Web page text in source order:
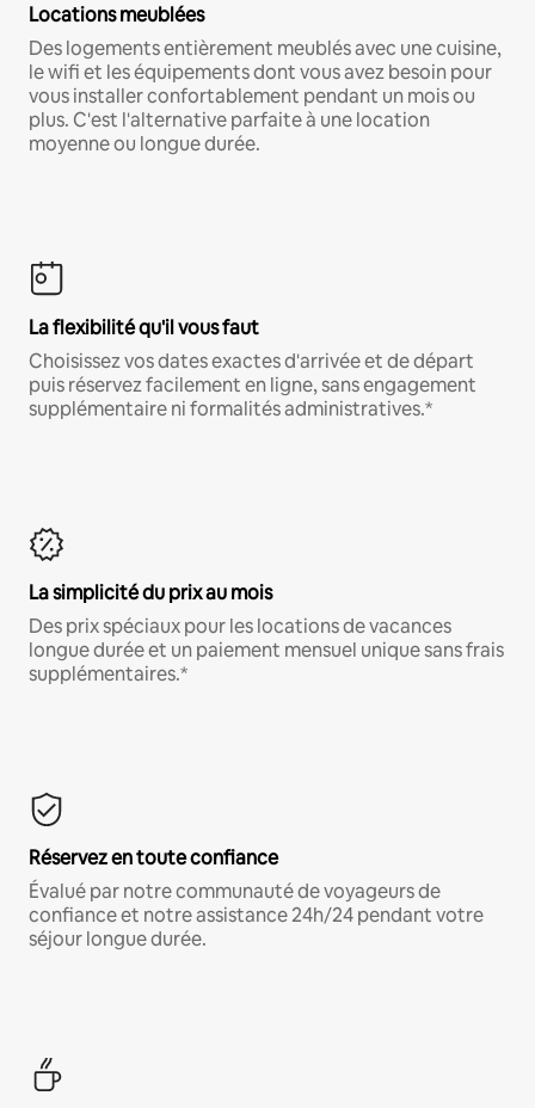
Locations meublées
Des logements entièrement meublés avec une cuisine,
le wifi et les équipements dont vous avez besoin pour
vous installer confortablement pendant un mois ou
plus. C'est l'alternative parfaite à une location
moyenne ou longue durée.
La flexibilité qu'il vous faut
Choisissez vos dates exactes d'arrivée et de départ
puis réservez facilement en ligne, sans engagement
supplémentaire ni formalités administratives.*
La simplicité du prix au mois
Des prix spéciaux pour les locations de vacances
longue durée et un paiement mensuel unique sans frais
supplémentaires.*
Réservez en toute confiance
Évalué par notre communauté de voyageurs de
confiance et notre assistance 24h/24 pendant votre
séjour longue durée.